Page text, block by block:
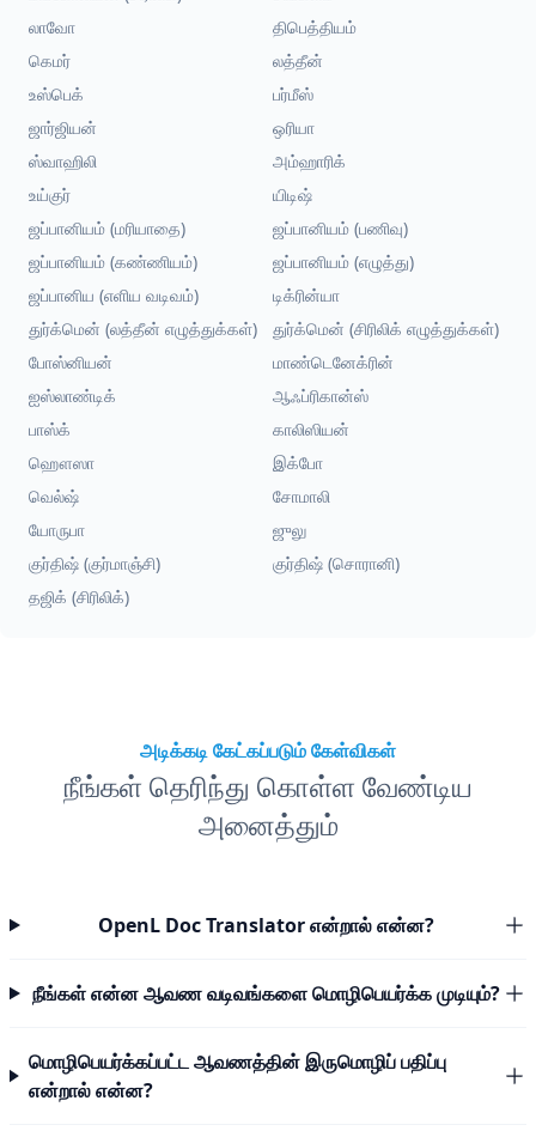
லாவோ
திபெத்தியம்
கெமர்
லத்தீன்
உஸ்பெக்
பர்மீஸ்
ஜார்ஜியன்
ஒரியா
ஸ்வாஹிலி
அம்ஹாரிக்
உய்குர்
யிடிஷ்
ஜப்பானியம் (மரியாதை)
ஜப்பானியம் (பணிவு)
ஜப்பானியம் (கண்ணியம்)
ஜப்பானியம் (எழுத்து)
ஜப்பானிய (எளிய வடிவம்)
டிக்ரின்யா
துர்க்மென் (லத்தீன் எழுத்துக்கள்)
துர்க்மென் (சிரிலிக் எழுத்துக்கள்)
போஸ்னியன்
மாண்டெனேக்ரின்
ஐஸ்லாண்டிக்
ஆஃப்ரிகான்ஸ்
பாஸ்க்
காலிஸியன்
ஹௌஸா
இக்போ
வெல்ஷ்
சோமாலி
யோருபா
ஜுலு
குர்திஷ் (குர்மாஞ்சி)
குர்திஷ் (சொரானி)
தஜிக் (சிரிலிக்)
அடிக்கடி கேட்கப்படும் கேள்விகள்
நீங்கள் தெரிந்து கொள்ள வேண்டிய
அனைத்தும்
OpenL Doc Translator என்றால் என்ன?
நீங்கள் என்ன ஆவண வடிவங்களை மொழிபெயர்க்க முடியும்?
மொழிபெயர்க்கப்பட்ட ஆவணத்தின் இருமொழிப் பதிப்பு
என்றால் என்ன?